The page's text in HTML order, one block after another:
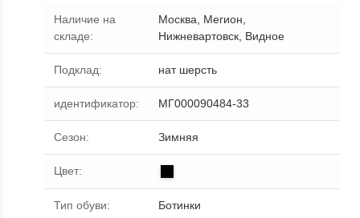
Наличие на
складе:
Москва, Мегион,
Нижневартовск, Видное
Подклад: нат шерсть
идентификатор: МГ000090484-33
Сезон: Зимняя
Цвет:
Тип обуви: Ботинки